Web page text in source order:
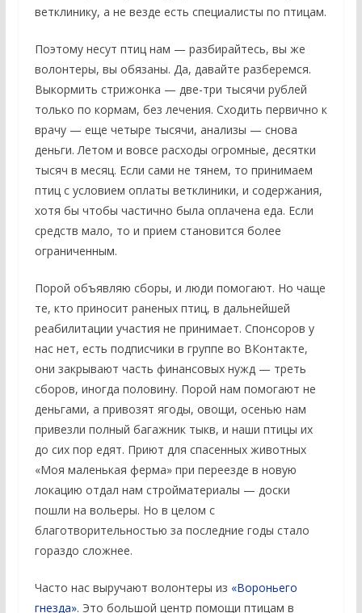
ветклинику, а не везде есть специалисты по птицам.
Поэтому несут птиц нам — разбирайтесь, вы же
волонтеры, вы обязаны. Да, давайте разберемся.
Выкормить стрижонка — две-три тысячи рублей
только по кормам, без лечения. Сходить первично к
врачу — еще четыре тысячи, анализы — снова
деньги. Летом и вовсе расходы огромные, десятки
тысяч в месяц. Если сами не тянем, то принимаем
птиц с условием оплаты ветклиники, и содержания,
хотя бы чтобы частично была оплачена еда. Если
средств мало, то и прием становится более
ограниченным.
Порой объявляю сборы, и люди помогают. Но чаще
те, кто приносит раненых птиц, в дальнейшей
реабилитации участия не принимает. Спонсоров у
нас нет, есть подписчики в группе во ВКонтакте,
они закрывают часть финансовых нужд — треть
сборов, иногда половину. Порой нам помогают не
деньгами, а привозят ягоды, овощи, осенью нам
привезли полный багажник тыкв, и наши птицы их
до сих пор едят. Приют для спасенных животных
«Моя маленькая ферма» при переезде в новую
локацию отдал нам стройматериалы — доски
пошли на вольеры. Но в целом с
благотворительностью за последние годы стало
гораздо сложнее.
Часто нас выручают волонтеры из «Вороньего
гнезда». Это большой центр помощи птицам в